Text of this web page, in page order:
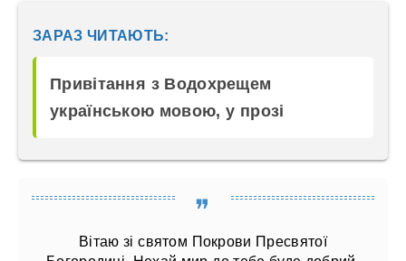
ЗАРАЗ ЧИТАЮТЬ:
Привітання з Водохрещем
українською мовою, у прозі
Вітаю зі святом Покрови Пресвятої